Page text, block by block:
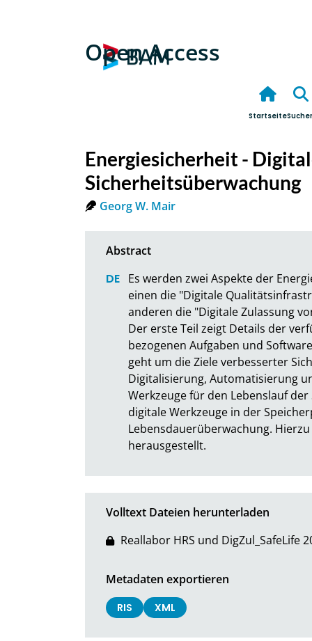
Open Access
Startseite
Energiesicherheit -
Sicherheitsüberwachung
Georg W. Mair
Es werden zwei Aspekte der
einen die "Digitale
anderen die "Digitale Zulassung
Der erste Teil zeigt Details der
bezogenen Aufgaben und
geht um die Ziele verbesserter
Digitalisierung, Automatisierung
Werkzeuge für den Lebenslauf
digitale Werkzeuge in der
Lebensdauerüberwachung.
herausgestellt.
Volltext Dateien herunterladen
Reallabor HRS und DigZul_SafeLife
Metadaten exportieren
RIS XML